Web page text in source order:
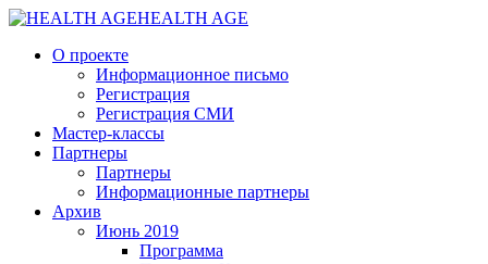
HEALTH AGE
О проекте
Информационное письмо
Регистрация
Регистрация СМИ
Мастер-классы
Партнеры
Партнеры
Информационные партнеры
Архив
Июнь 2019
Программа